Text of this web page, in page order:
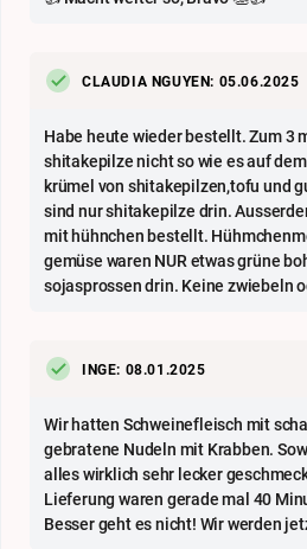
CLAUDIA NGUYEN: 05.06.2025
Habe heute wieder bestellt. Zum 3
shitakepilze nicht so wie es auf
krümel von shitakepilzen,tofu und
sind nur shitakepilze drin.
mit hühnchen bestellt.
gemüse waren NUR etwas grüne
sojasprossen drin. Keine zwiebeln
INGE: 08.01.2025
Wir hatten Schweinefleisch mit
gebratene Nudeln mit Krabben.
alles wirklich sehr lecker
Lieferung waren gerade mal 40
Besser geht es nicht! Wir werden